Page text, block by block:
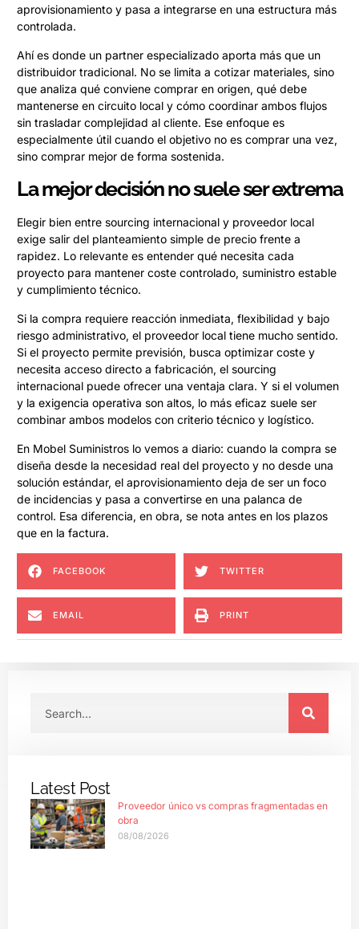
aprovisionamiento y pasa a integrarse en una estructura más
controlada.
Ahí es donde un partner especializado aporta más que un
distribuidor tradicional. No se limita a cotizar materiales, sino
que analiza qué conviene comprar en origen, qué debe
mantenerse en circuito local y cómo coordinar ambos flujos
sin trasladar complejidad al cliente. Ese enfoque es
especialmente útil cuando el objetivo no es comprar una vez,
sino comprar mejor de forma sostenida.
La mejor decisión no suele ser extrema
Elegir bien entre sourcing internacional y proveedor local
exige salir del planteamiento simple de precio frente a
rapidez. Lo relevante es entender qué necesita cada
proyecto para mantener coste controlado, suministro estable
y cumplimiento técnico.
Si la compra requiere reacción inmediata, flexibilidad y bajo
riesgo administrativo, el proveedor local tiene mucho sentido.
Si el proyecto permite previsión, busca optimizar coste y
necesita acceso directo a fabricación, el sourcing
internacional puede ofrecer una ventaja clara. Y si el volumen
y la exigencia operativa son altos, lo más eficaz suele ser
combinar ambos modelos con criterio técnico y logístico.
En Mobel Suministros lo vemos a diario: cuando la compra se
diseña desde la necesidad real del proyecto y no desde una
solución estándar, el aprovisionamiento deja de ser un foco
de incidencias y pasa a convertirse en una palanca de
control. Esa diferencia, en obra, se nota antes en los plazos
que en la factura.
FACEBOOK TWITTER
EMAIL PRINT
Latest Post
Proveedor único vs compras fragmentadas en
obra
08/08/2026